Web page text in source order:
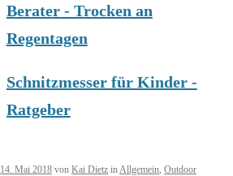
Berater - Trocken an
Regentagen
Schnitzmesser für Kinder -
Ratgeber
14. Mai 2018 von Kai Dietz in Allgemein Outdoor